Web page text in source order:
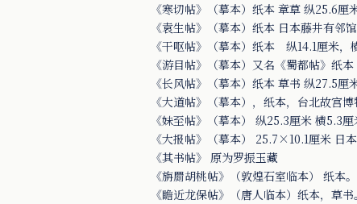
《寒切帖》（摹本）纸本 章草 纵25.6厘
《袁生帖》（摹本）纸本 日本藤井有邻
《干呕帖》（摹本）纸本 纵14.1厘米，
《游目帖》（摹本）又名《蜀都帖》纸
《长风帖》（摹本）纸本 草书 纵27.5
《大道帖》（摹本），纸本，台北故宫
《妹至帖》（摹本） 纵25.3厘米 横5.3
《大报帖》（摹本） 25.7×10.1厘米 日
《其书帖》 原为罗振玉藏
《旃罽胡桃帖》（敦煌石室临本） 纸本
《瞻近龙保帖》（唐人临本）纸本，草